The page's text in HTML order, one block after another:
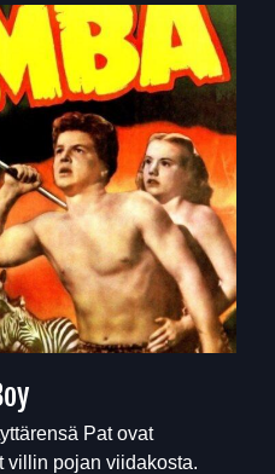
Pat ovat
villin pojan viidakosta.